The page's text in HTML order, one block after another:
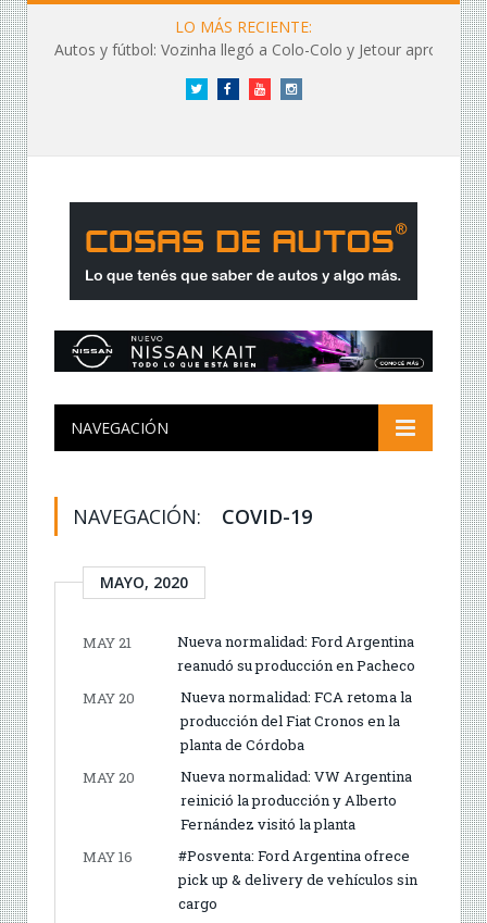
LO MÁS RECIENTE:
Autos y fútbol: Vozinha llegó a Colo-Colo y Jetour aprovechó los flashes
Twitter FacebookYouTubeInstagram
NAVEGACIÓN
NAVEGACIÓN: COVID-19
MAYO, 2020
MAY 21
Nueva normalidad: Ford Argentina
reanudó su producción en Pacheco
MAY 20
Nueva normalidad: FCA retoma la
producción del Fiat Cronos en la
planta de Córdoba
MAY 20
Nueva normalidad: VW Argentina
reinició la producción y Alberto
Fernández visitó la planta
MAY 16
#Posventa: Ford Argentina ofrece
pick up & delivery de vehículos sin
cargo